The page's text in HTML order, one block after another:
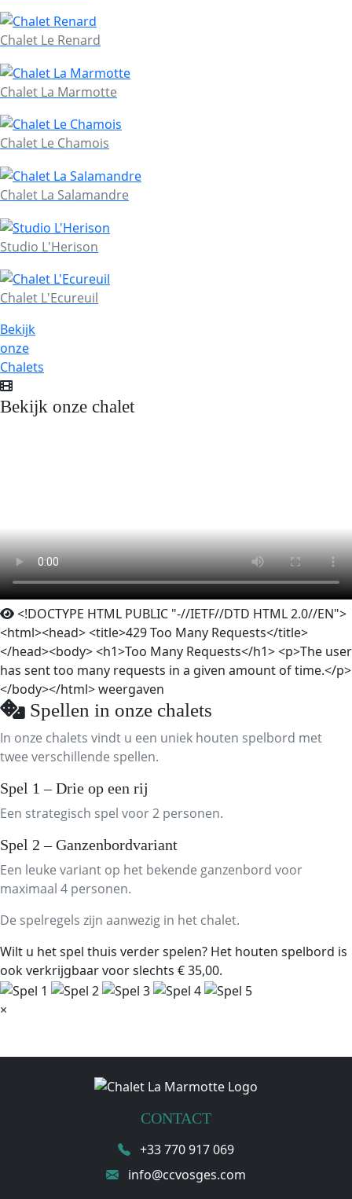
Chalet Le Renard
Chalet La Marmotte
Chalet Le Chamois
Chalet La Salamandre
Studio L'Herison
Chalet L'Ecureuil
Bekijk
onze
Chalets
Bekijk onze chalet
<!DOCTYPE HTML PUBLIC "-//IETF//DTD HTML 2.0//EN">
<html><head> <title>429 Too Many Requests</title>
</head><body> <h1>Too Many Requests</h1> <p>The user
has sent too many requests in a given amount of time.</p>
</body></html>weergaven
Spellen in onze chalets
In onze chalets vindt u een uniek houten spelbord met
twee verschillende spellen.
Spel 1 – Drie op een rij
Een strategisch spel voor 2 personen.
Spel 2 – Ganzenbordvariant
Een leuke variant op het bekende ganzenbord voor
maximaal 4 personen.
De spelregels zijn aanwezig in het chalet.
Wilt u het spel thuis verder spelen? Het houten spelbord is
ook verkrijgbaar voor slechts € 35,00.
×
CONTACT
+33 770 917 069
info@ccvosges.com